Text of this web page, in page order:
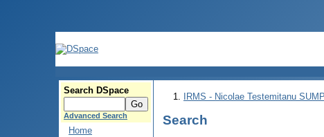
Search DSpace
Advanced Search
Home
IRMS - Nicolae Testemitanu
Search